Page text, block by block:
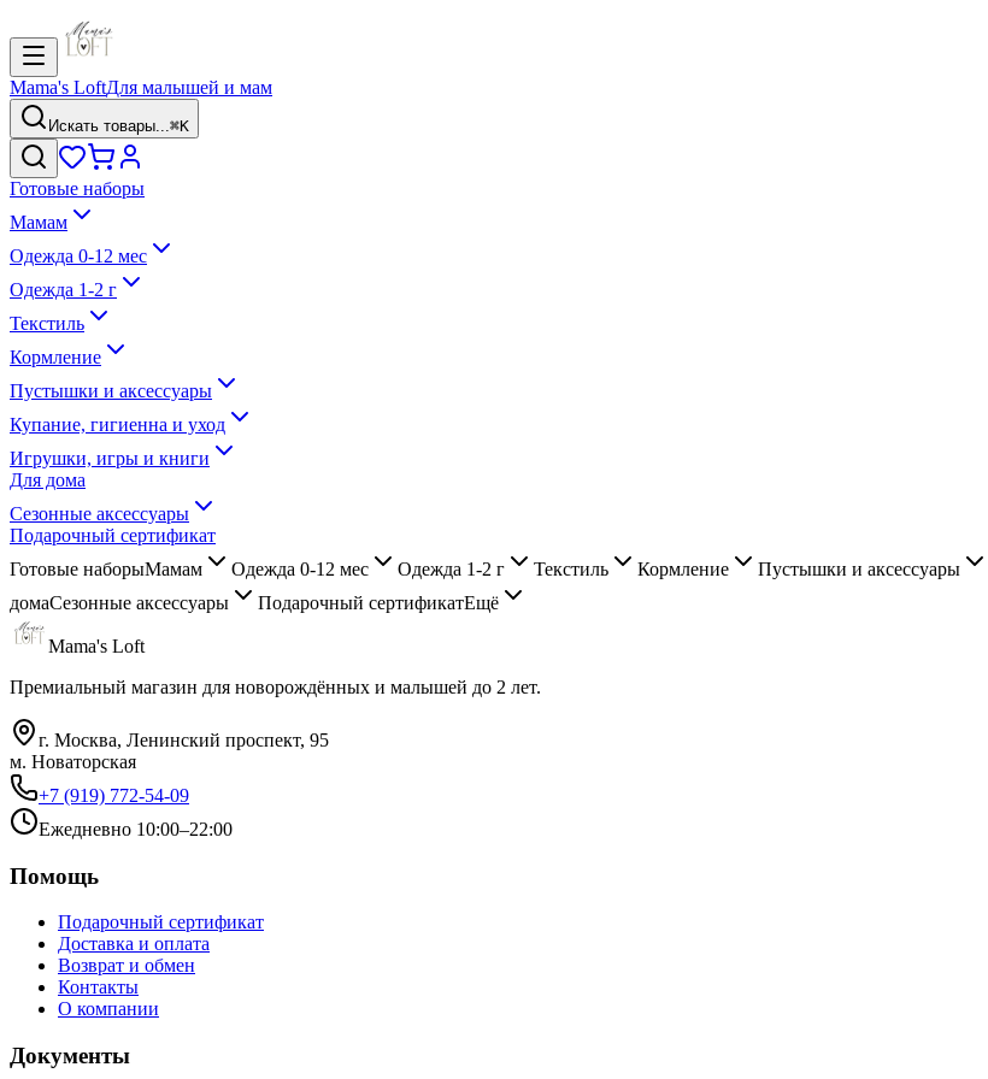
Mama's LoftДля малышей и мам
Искать товары...⌘K
Готовые наборы
Мамам
Одежда 0-12 мес
Одежда 1-2 г
Текстиль
Кормление
Пустышки и аксессуары
Купание, гигиенна и уход
Игрушки, игры и книги
Для дома
Сезонные аксессуары
Подарочный сертификат
Готовые наборыМамам Одежда 0-12 мес Одежда 1-2 г Текстиль Кормление Пустышки и аксессуары
домаСезонные аксессуары Подарочный сертификатЕщё
Mama's Loft
Премиальный магазин для новорождённых и малышей до 2 лет.
г. Москва, Ленинский проспект, 95
м. Новаторская
+7 (919) 772-54-09
Ежедневно 10:00–22:00
Помощь
Подарочный сертификат
Доставка и оплата
Возврат и обмен
Контакты
О компании
Документы